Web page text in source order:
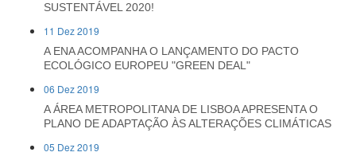
SUSTENTÁVEL 2020!
11 Dez 2019
A ENA ACOMPANHA O LANÇAMENTO DO PACTO
ECOLÓGICO EUROPEU "GREEN DEAL"
06 Dez 2019
A ÁREA METROPOLITANA DE LISBOA APRESENTA O
PLANO DE ADAPTAÇÃO ÀS ALTERAÇÕES CLIMÁTICAS
05 Dez 2019